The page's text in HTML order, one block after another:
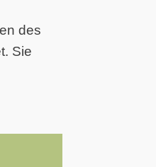
des
Sie